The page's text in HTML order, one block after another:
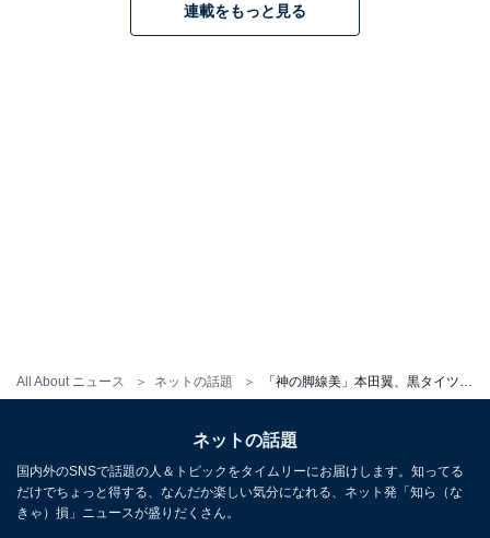
All About ニュース ネットの話題
連載をもっと見る
ネットの話題
国内外のSNSで話題の人＆トピックをタイムリーにお届けします。知ってる
だけでちょっと得する、なんだか楽しい気分になれる、ネット発「知ら（な
きゃ）損」ニュースが盛りだくさん。